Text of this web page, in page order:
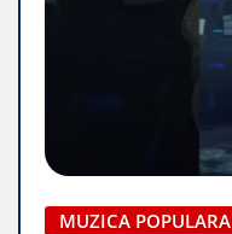
MUZICA POPULARA